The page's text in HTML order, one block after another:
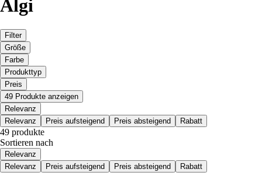
Algi
Filter
Größe
Farbe
Produkttyp
Preis
49 Produkte anzeigen
Relevanz
Relevanz
Preis aufsteigend Preis absteigend Rabatt
49 produkte
Sortieren nach
Relevanz
Relevanz
Preis aufsteigend Preis absteigend Rabatt